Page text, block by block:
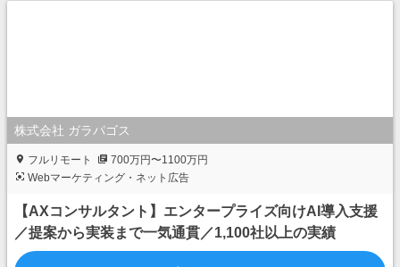
株式会社 ガラパゴス
フルリモート
700万円〜1100万円
Webマーケティング・ネット広告
【AXコンサルタント】エンタープライズ向けAI導入支援
／提案から実装まで一気通貫／1,100社以上の実績